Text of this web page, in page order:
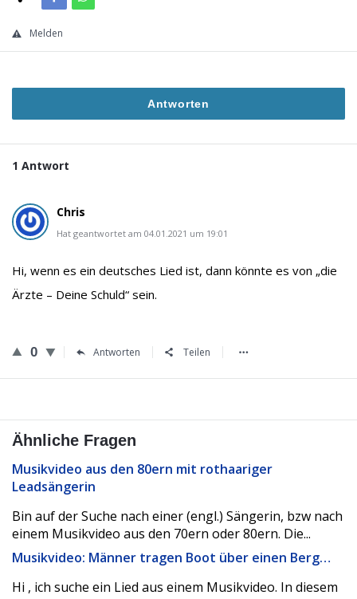
Melden
Antworten
1 Antwort
Chris
Hat geantwortet am 04.01.2021 um 19:01
Hi, wenn es ein deutsches Lied ist, dann könnte es von „die
Ärzte – Deine Schuld“ sein.
0 Antworten Teilen
Ähnliche Fragen
Musikvideo aus den 80ern mit rothaariger
Leadsängerin
Bin auf der Suche nach einer (engl.) Sängerin, bzw nach
einem Musikvideo aus den 70ern oder 80ern. Die...
Musikvideo: Männer tragen Boot über einen Berg…
Hi , ich suche ein Lied aus einem Musikvideo. In diesem